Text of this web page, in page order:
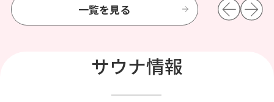
一覧を見る
サウナ情報